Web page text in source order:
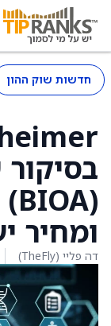
חדשות שוק ההון
ומחיר יעד
דה פליי (TheFly)